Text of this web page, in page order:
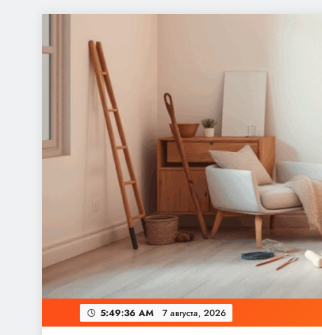
содержимому
5:49:36 AM 7 августа, 2026